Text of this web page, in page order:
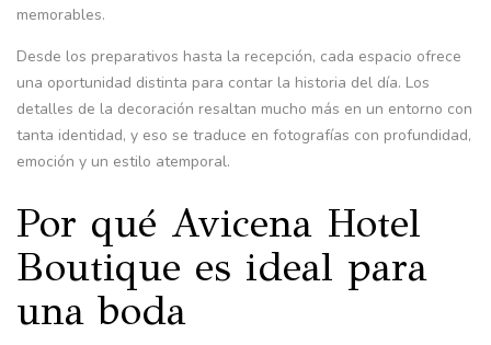
memorables.
Desde los preparativos hasta la recepción, cada espacio ofrece
una oportunidad distinta para contar la historia del día. Los
detalles de la decoración resaltan mucho más en un entorno con
tanta identidad, y eso se traduce en fotografías con profundidad,
emoción y un estilo atemporal.
Por qué Avicena Hotel
Boutique es ideal para
una boda